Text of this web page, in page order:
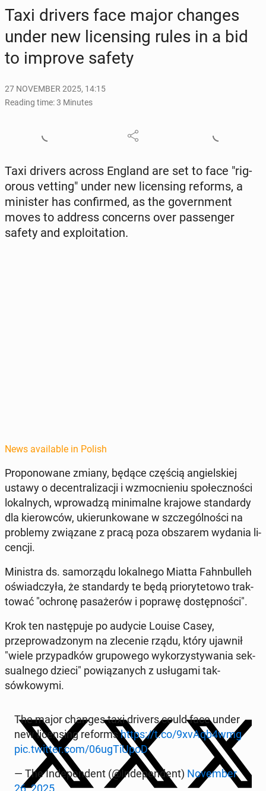
Taxi drivers face major changes
under new li­cens­ing rules in a bid
to improve safety
27 NOVEMBER 2025, 14:15
Reading time: 3 Minutes
Taxi drivers across England are set to face "rig­
or­ous vetting" under new li­cens­ing reforms, a
min­is­ter has con­firmed, as the gov­ern­ment
moves to address con­cerns over pas­sen­ger
safety and ex­ploita­tion.
News available in Polish
Pro­ponowane zmiany, będące częścią ang­iel­skiej
ustawy o de­cen­tral­iza­cji i wz­moc­nie­niu społecznoś­ci
lokalnych, wprowadzą min­i­malne krajowe stan­dardy
dla kierow­ców, ukierunk­owane w szczegól­noś­ci na
prob­le­my związane z pracą poza ob­szarem wydania li­
cencji.
Min­is­tra ds. samorzą­du lokalnego Miatta Fahn­bulleh
oświad­czyła, że stan­dardy te będą pri­o­ry­te­towo trak­
tować "ochronę pasażerów i poprawę dostęp­noś­ci".
Krok ten następu­je po audycie Louise Casey,
przeprowad­zonym na zlece­nie rządu, który ujawnił
"wiele przy­pad­ków grupowego wyko­rzysty­wa­nia sek­
su­al­nego dzieci" pow­iązanych z usługa­mi tak­
sówkowy­mi.
The major changes taxi drivers could face under
new li­cens­ing reformshttps://t.co/9xvAqb4wmg
pic.twitter.com/06ugTiU­poD
— The In­de­pen­dent (@In­de­pen­dent) No­vem­ber
26, 2025